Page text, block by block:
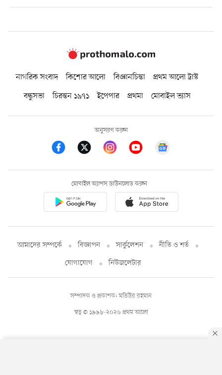
নাগরিক সংবাদ কিশোর আলো বিজ্ঞানচিন্তা
প্রথম আলো ট্রাস্ট
বন্ধুসভা
চিরন্তন ১৯৭১ ইপেপার প্রথমা মোবাইল ভ্যাস
অনুসরণ করুন
মোবাইল অ্যাপস ডাউনলোড করুন
আমাদের সম্পর্কে বিজ্ঞাপন সার্কুলেশন
নীতি ও শর্ত
যোগাযোগ
নিউজলেটার
স্বত্ব © ১৯৯৮-২০২৬ প্রথম আলো
সম্পাদক ও প্রকাশক: মতিউর রহমান